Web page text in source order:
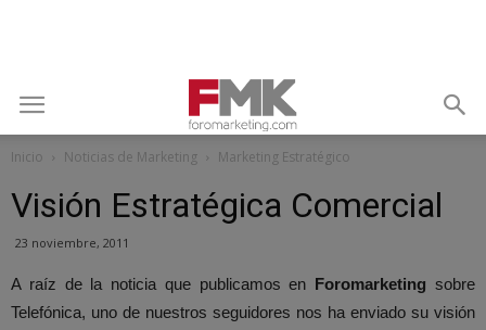
Inicio Noticias de Marketing Marketing Estratégico
Visión Estratégica Comercial
23 noviembre, 2011
A raíz de la noticia que publicamos en Foromarketing sobre
Telefónica, uno de nuestros seguidores nos ha enviado su visión